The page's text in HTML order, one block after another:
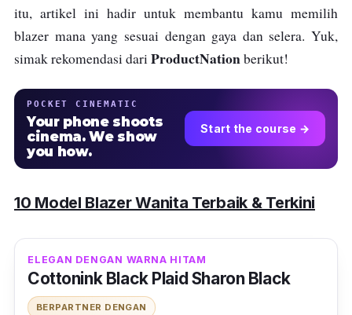
itu, artikel ini hadir untuk membantu kamu memilih
blazer mana yang sesuai dengan gaya dan selera. Yuk,
simak rekomendasi dari ProductNationberikut!
POCKET CINEMATIC
Your phone shoots
cinema. We show
you how.
Start the course →
10 Model Blazer Wanita Terbaik & Terkini
ELEGAN DENGAN WARNA HITAM
Cottonink Black Plaid Sharon Black
BERPARTNER DENGAN